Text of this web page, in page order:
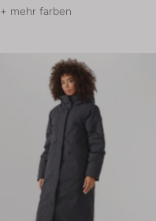
+ mehr farben